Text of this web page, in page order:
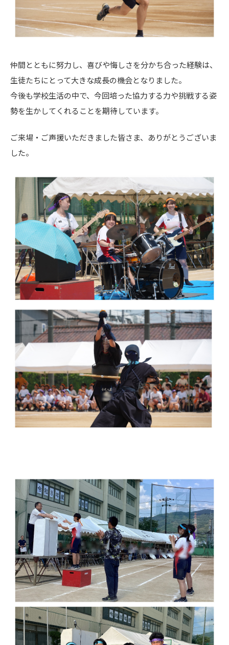
仲間とともに努力し、喜びや悔しさを分かち合った経験は、
生徒たちにとって大きな成長の機会となりました。
今後も学校生活の中で、今回培った協力する力や挑戦する姿
勢を生かしてくれることを期待しています。
ご来場・ご声援いただきました皆さま、ありがとうございま
した。